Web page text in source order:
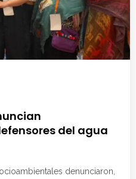
del agua
denunciaron,